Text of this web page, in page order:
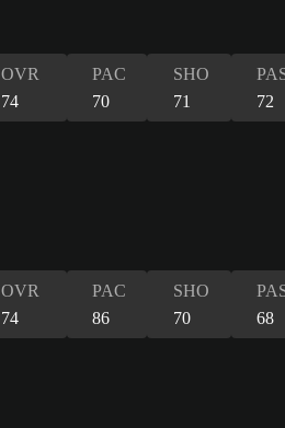
OVR
74
PAC
70
SHO
71
72
OVR
74
PAC
86
SHO
70
68